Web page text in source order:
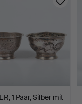
1 Paar, Silber mit